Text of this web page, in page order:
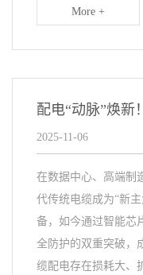
More +
2025-11-06
在数据中心、高端制
代传统电缆成为“新
备，如今通过智能芯
全防护的双重突破，
缆配电存在损耗大、